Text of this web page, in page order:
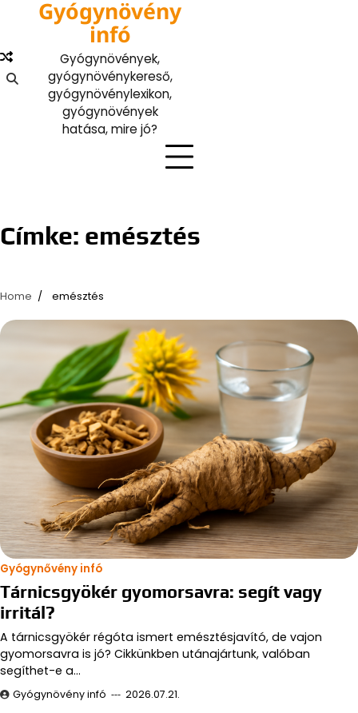
content
Gyógynövény
infó
Gyógynövények,
gyógynövénykereső,
gyógynövénylexikon,
gyógynövények
hatása, mire jó?
Címke: emésztés
Home emésztés
Gyógynővény infó
Tárnicsgyökér gyomorsavra: segít vagy
irritál?
A tárnicsgyökér régóta ismert emésztésjavító, de vajon
gyomorsavra is jó? Cikkünkben utánajártunk, valóban
segíthet-e a…
Gyógynövény infó 2026.07.21.